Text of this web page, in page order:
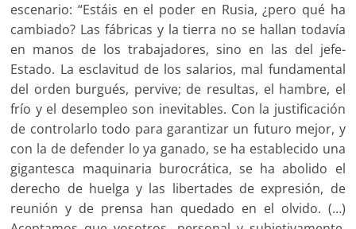
escenario: “Estáis en el poder en Rusia, ¿pero qué ha
cambiado? Las fábricas y la tierra no se hallan todavía
en manos de los trabajadores, sino en las del jefe-
Estado. La esclavitud de los salarios, mal fundamental
del orden burgués, pervive; de resultas, el hambre, el
frío y el desempleo son inevitables. Con la justificación
de controlarlo todo para garantizar un futuro mejor, y
con la de defender lo ya ganado, se ha establecido una
gigantesca maquinaria burocrática, se ha abolido el
derecho de huelga y las libertades de expresión, de
reunión y de prensa han quedado en el olvido. (…)